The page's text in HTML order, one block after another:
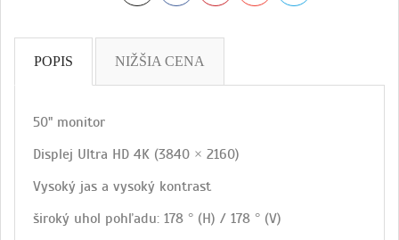
POPIS NIŽŠIA CENA
50" monitor
Displej Ultra HD 4K (3840 × 2160)
Vysoký jas a vysoký kontrast
široký uhol pohľadu: 178 ° (H) / 178 ° (V)